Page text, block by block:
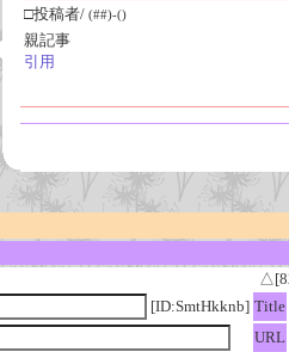
□投稿者/ (##)-()
親記事
引用
[ID:SmtHkknb] Title
URL